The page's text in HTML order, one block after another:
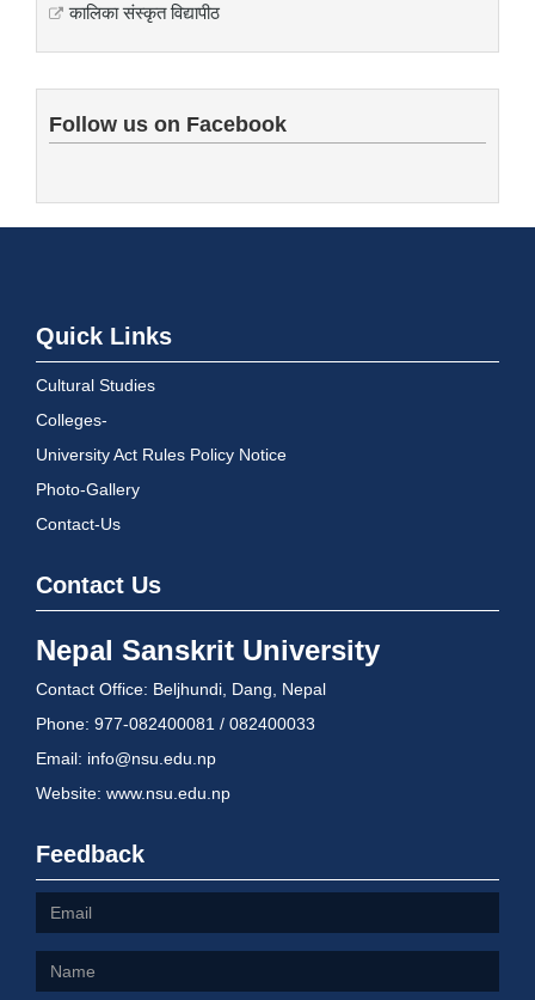
कालिका संस्कृत विद्यापीठ
Follow us on Facebook
Quick Links
Cultural Studies
Colleges-
University Act Rules Policy Notice
Photo-Gallery
Contact-Us
Contact Us
Nepal Sanskrit University
Contact Office: Beljhundi, Dang, Nepal
Phone: 977-082400081 / 082400033
Email: info@nsu.edu.np
Website: www.nsu.edu.np
Feedback